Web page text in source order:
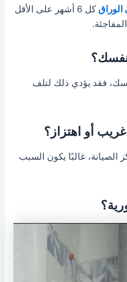
كل 6 أشهر على الأقل
فقد يؤدي ذلك لتلف
أو اهتزاز؟
غالبًا يكون السبب